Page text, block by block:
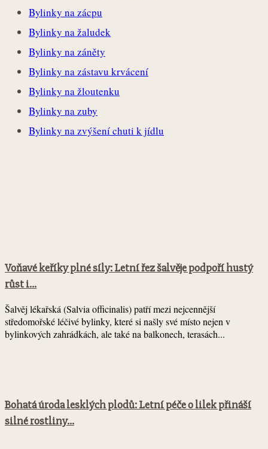
Bylinky na zácpu
Bylinky na žaludek
Bylinky na záněty
Bylinky na zástavu krvácení
Bylinky na žloutenku
Bylinky na zuby
Bylinky na zvýšení chuti k jídlu
Voňavé keříky plné síly: Letní řez šalvěje podpoří hustý
růst i...
Šalvěj lékařská (Salvia officinalis) patří mezi nejcennější
středomořské léčivé bylinky, které si našly své místo nejen v
bylinkových zahrádkách, ale také na balkonech, terasách...
Bohatá úroda lesklých plodů: Letní péče o lilek přináší
silné rostliny...